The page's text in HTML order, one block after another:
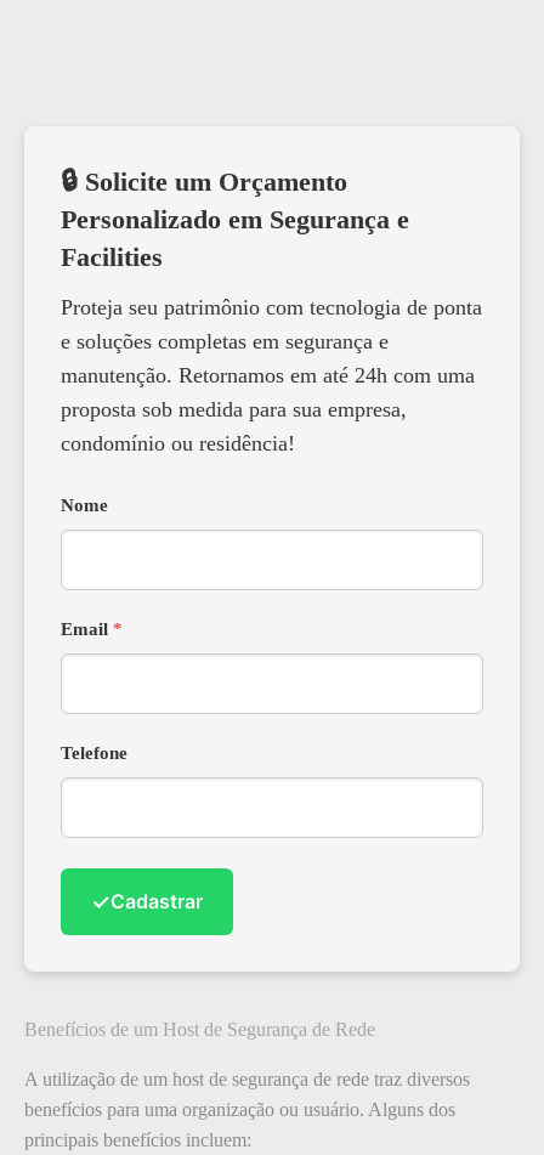
🔒 Solicite um Orçamento
Personalizado em Segurança e
Facilities
Proteja seu patrimônio com tecnologia de ponta
e soluções completas em segurança e
manutenção. Retornamos em até 24h com uma
proposta sob medida para sua empresa,
condomínio ou residência!
Nome
Email *
Telefone
✓Cadastrar
Benefícios de um Host de Segurança de Rede
A utilização de um host de segurança de rede traz diversos
benefícios para uma organização ou usuário. Alguns dos
principais benefícios incluem: